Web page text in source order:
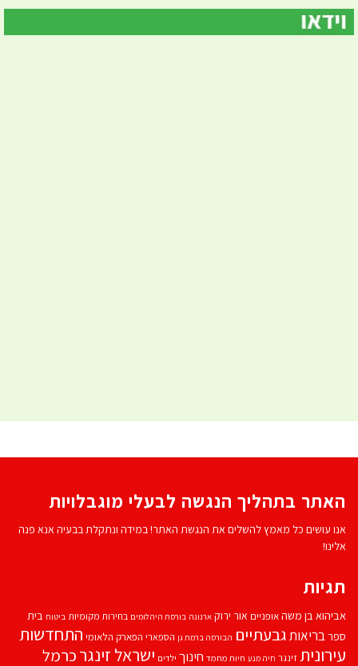
האתר בתהליך הנגשה לבעלי מוגבלויות
אנו עושים כל מאמץ להשלים את הנגשת האתר! במידה ונתקלת בבעיה אנא פנה
אלינו!
תגיות
אביהוא בן משהאופניים אור ירוק ארנונה בורסת היהלומים בחירות מקומיות ביטוח בית
ספרבריאותגבעתיים הבורסה ברמת גן הספארי הפארק הלאומי התחדשות
עירוניתזינגר חיה מנע חיות מחמד חינוך ילדים ישראל זינגרכרמל